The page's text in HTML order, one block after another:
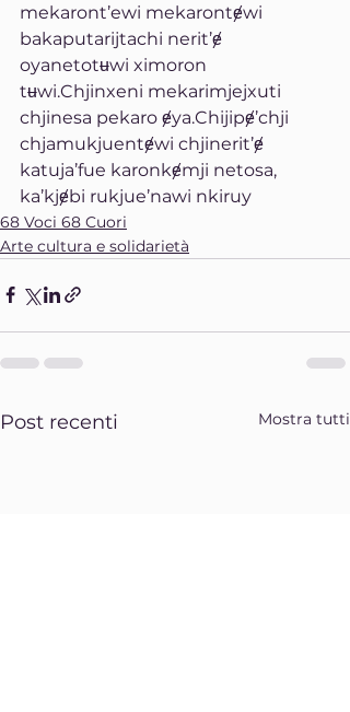
mekaront’ewi mekarontɇwi
bakaputarijtachi nerit’ɇ
oyanetotʉwi ximoron
tʉwi.Chjinxeni mekarimjejxuti
chjinesa pekaro ɇya.Chijipɇ’chji
chjamukjuentɇwi chjinerit’ɇ
katuja’fue karonkɇmji netosa,
ka’kjɇbi rukjue’nawi nkiruy
68 Voci 68 Cuori
Arte cultura e solidarietà
Post recenti Mostra tutti